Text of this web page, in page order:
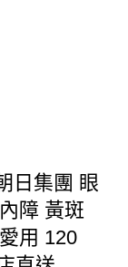
日集團 眼
障 黃斑
用 120